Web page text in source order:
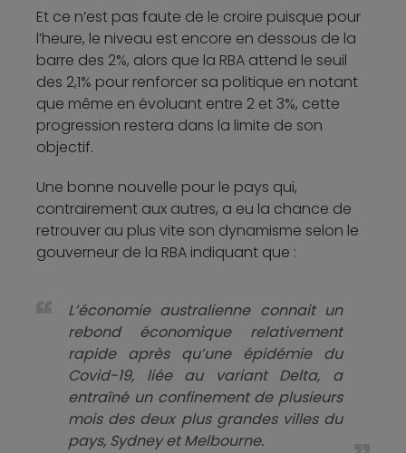
Et ce n’est pas faute de le croire puisque pour
l’heure, le niveau est encore en dessous de la
barre des 2%, alors que la RBA attend le seuil
des 2,1% pour renforcer sa politique en notant
que même en évoluant entre 2 et 3%, cette
progression restera dans la limite de son
objectif.
Une bonne nouvelle pour le pays qui,
contrairement aux autres, a eu la chance de
retrouver au plus vite son dynamisme selon le
gouverneur de la RBA indiquant que :
L’économie australienne connait un
rebond économique relativement
rapide après qu’une épidémie du
Covid-19, liée au variant Delta, a
entraîné un confinement de plusieurs
mois des deux plus grandes villes du
pays, Sydney et Melbourne.